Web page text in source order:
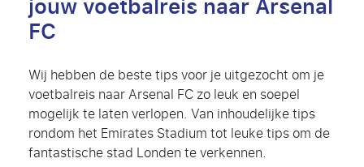
FC
Wij hebben de beste tips voor je uitgezocht om je
voetbalreis naar Arsenal FC zo leuk en soepel
mogelijk te laten verlopen. Van inhoudelijke tips
rondom het Emirates Stadium tot leuke tips om de
fantastische stad Londen te verkennen.